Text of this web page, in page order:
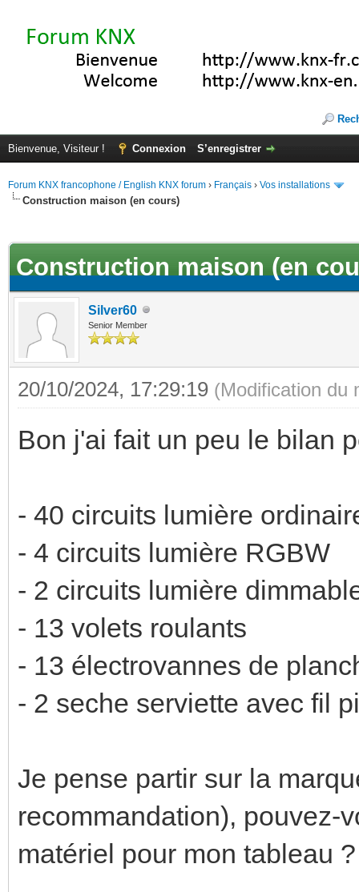
Bienvenue, Visiteur ! Connexion S’enregistrer
Forum KNX francophone / English KNX forum › Français › Vos installations
Construction maison (en cours)
Construction maison (en
Silver60
Senior Member
20/10/2024, 17:29:19 (Modification du
Bon j'ai fait un peu le bilan
- 40 circuits lumière
- 4 circuits lumière RGBW
- 2 circuits lumière
- 13 volets roulants
- 13 électrovannes de
- 2 seche serviette avec fil
Je pense partir sur la
recommandation), pouvez-
matériel pour mon tableau